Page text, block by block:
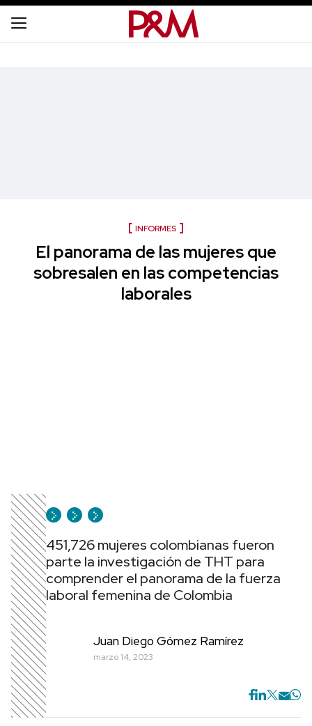
INFORMES
El panorama de las mujeres que
sobresalen en las competencias
laborales
451,726 mujeres colombianas fueron
parte la investigación de THT para
comprender el panorama de la fuerza
laboral femenina de Colombia
Juan Diego Gómez Ramírez
marzo 14, 2023